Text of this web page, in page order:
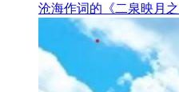
沧海作词的《二泉映月